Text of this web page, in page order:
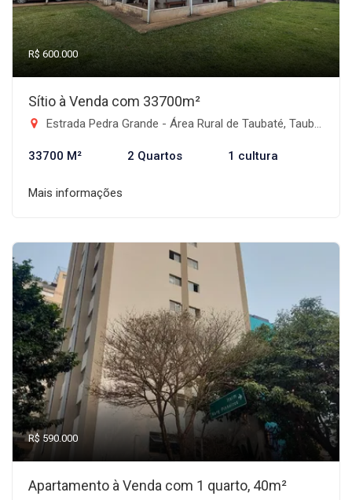
R$ 600.000
Sítio à Venda com 33700m²
Estrada Pedra Grande - Área Rural de Taubaté, Taubaté-SP
33700 M² 2 Quartos 1 cultura
Mais informações
R$ 590.000
Apartamento à Venda com 1 quarto, 40m²